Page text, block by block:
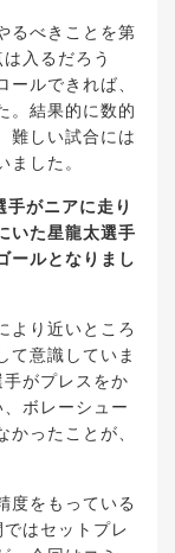
るべきことを第
入るだろう
ールできれば、
。結果的に数的
難しい試合には
した。
がニアに走り
いた星龍太選手
ールとなりまし
より近いところ
て意識していま
がプレスをか
ボレーシュー
かったことが、
度をもっている
はセットプレ